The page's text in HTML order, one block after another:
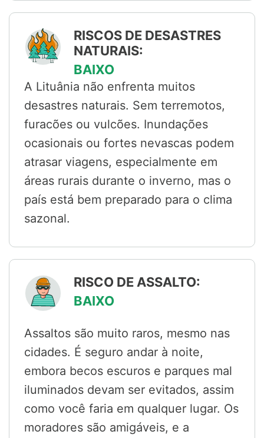
RISCOS DE DESASTRES
NATURAIS:
BAIXO
A Lituânia não enfrenta muitos
desastres naturais. Sem terremotos,
furacões ou vulcões. Inundações
ocasionais ou fortes nevascas podem
atrasar viagens, especialmente em
áreas rurais durante o inverno, mas o
país está bem preparado para o clima
sazonal.
RISCO DE ASSALTO:
BAIXO
Assaltos são muito raros, mesmo nas
cidades. É seguro andar à noite,
embora becos escuros e parques mal
iluminados devam ser evitados, assim
como você faria em qualquer lugar. Os
moradores são amigáveis, e a